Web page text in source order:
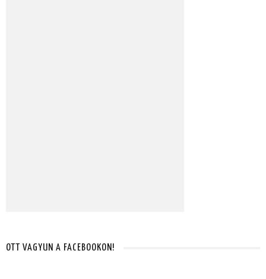
OTT VAGYUN A FACEBOOKON!